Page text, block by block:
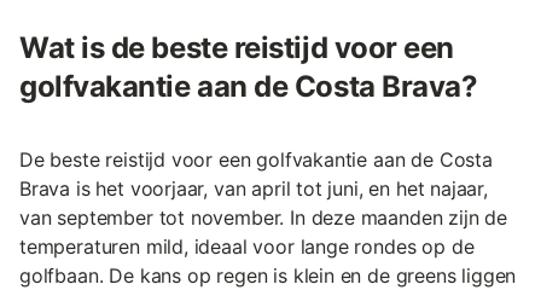
Wat is de beste reistijd voor een
golfvakantie aan de Costa Brava?
De beste reistijd voor een golfvakantie aan de Costa
Brava is het voorjaar, van april tot juni, en het najaar,
van september tot november. In deze maanden zijn de
temperaturen mild, ideaal voor lange rondes op de
golfbaan. De kans op regen is klein en de greens liggen